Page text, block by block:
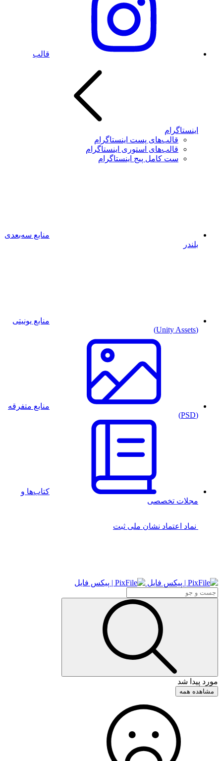
قالب
اینستاگرام
قالب‌های پست اینستاگرام
قالب‌های استوری اینستاگرام
ست کامل پیج اینستاگرام
منابع سه‌بعدی
بلندر
منابع یونیتی
(Unity Assets)
منابع متفرقه
(PSD)
کتاب‌ها و
مجلات تخصصی
نماد اعتماد نشان ملی ثبت
مورد پیدا شد
مشاهده همه